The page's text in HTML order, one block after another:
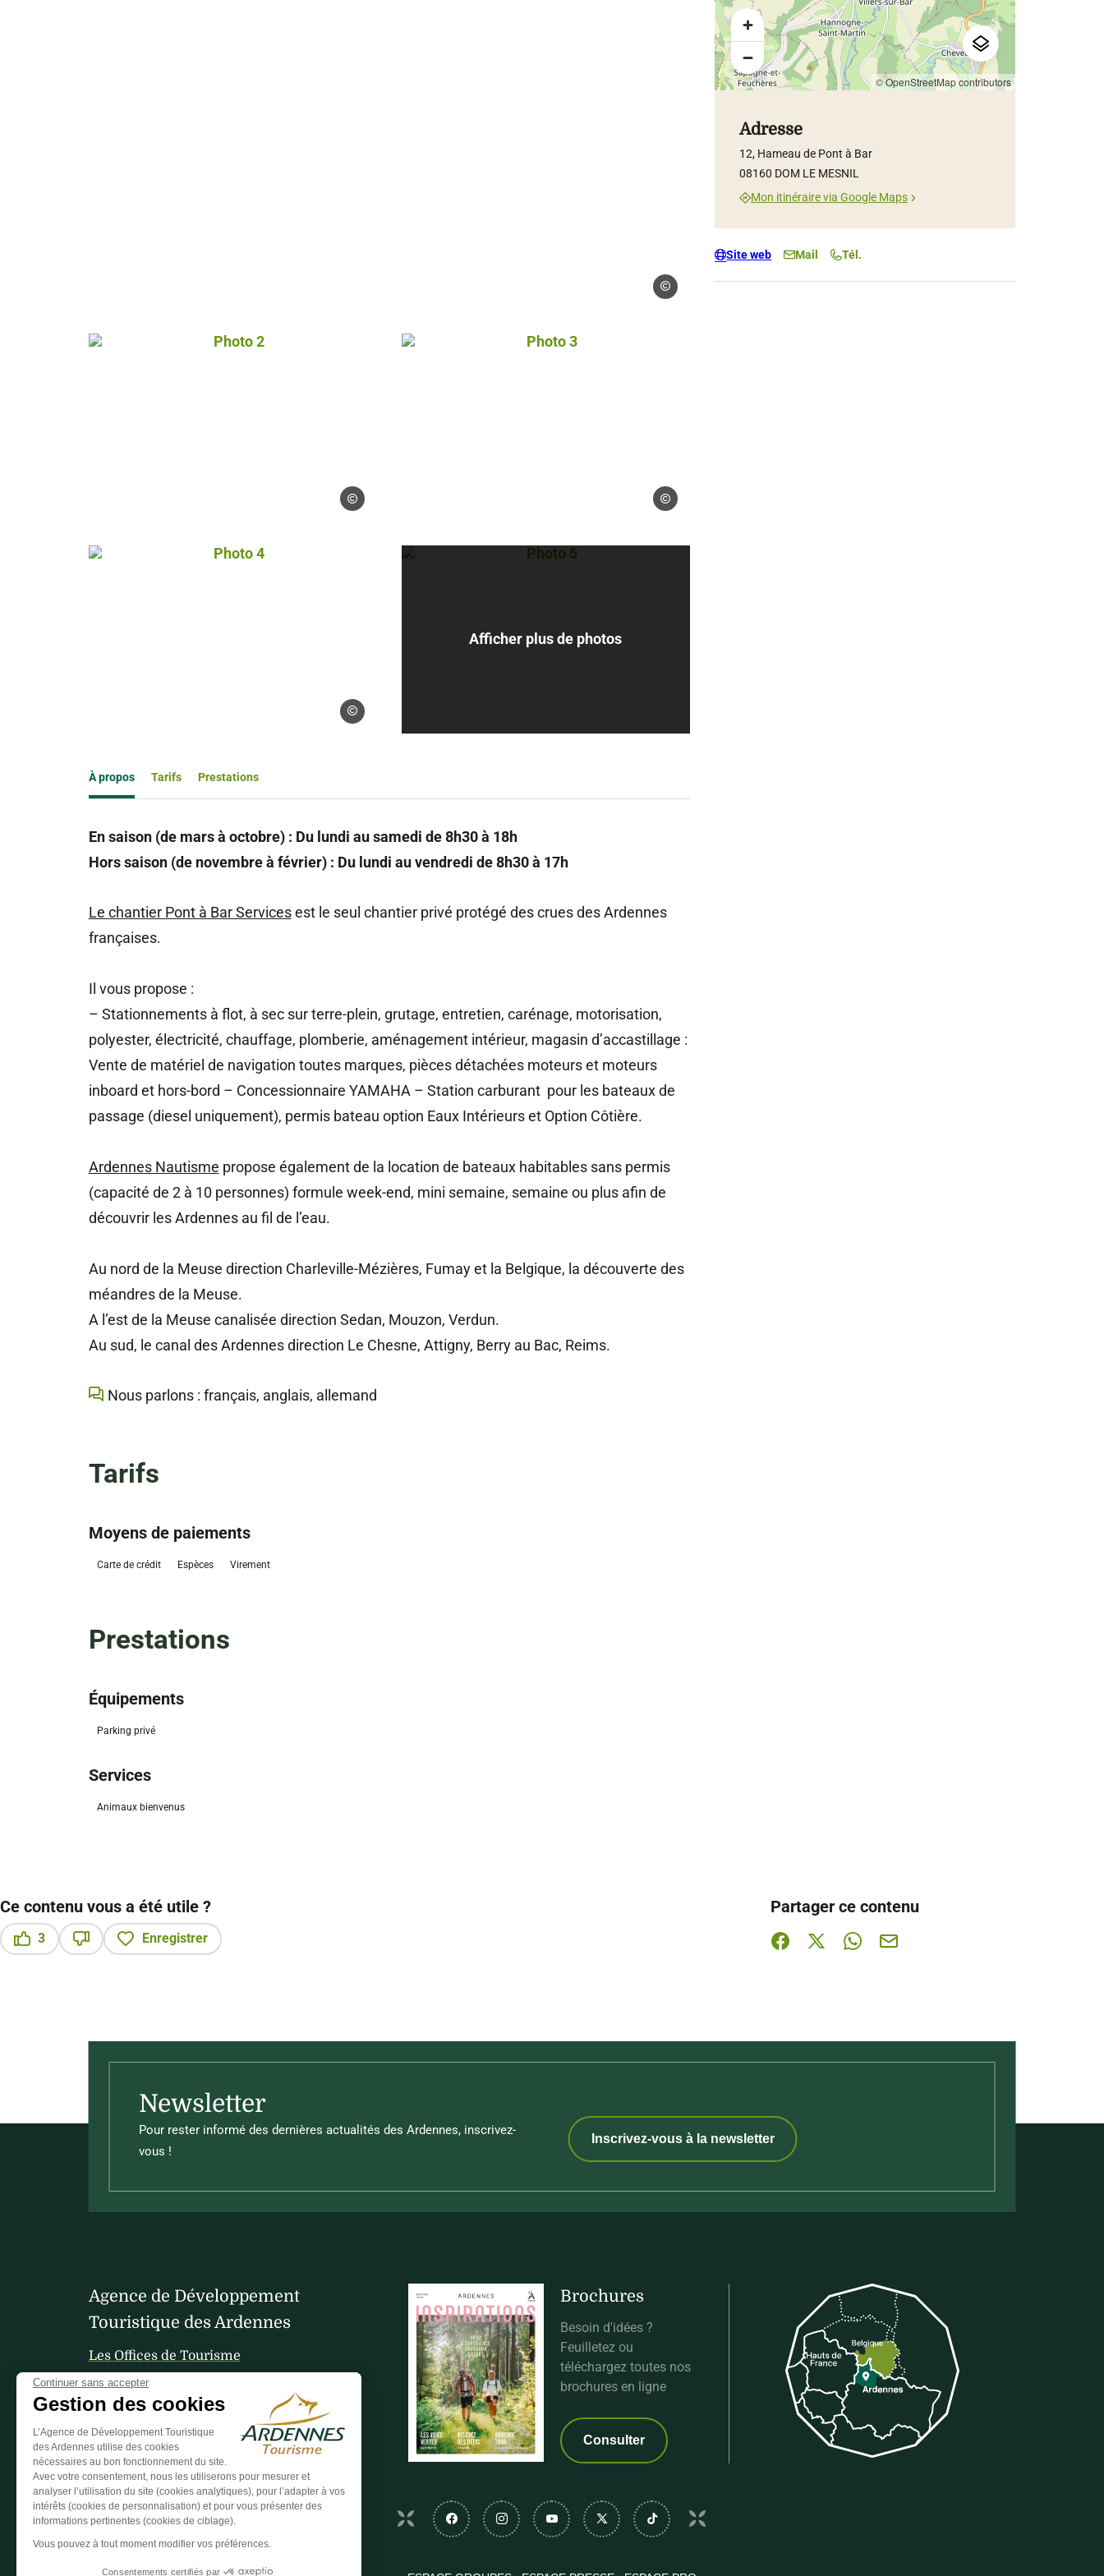
Droits gérés – www.pontabarnautisme.fr
Photo 2, © Droits gérés – www.pontabarnautisme.fr
Droits gérés – www.pontabarnautisme.fr
Photo 3, © Droits gérés – www.pontabarnautisme.fr
Droits gérés – www.pontabarnautisme.fr
Photo 4, © Droits gérés – www.pontabarnautisme.fr
Droits gérés – www.pontabarnautisme.fr
Afficher plus de photos
Photo 5, © Droits gérés – www.pontabarnautisme.fr
À propos Tarifs Prestations
En saison (de mars à octobre) : Du lundi au samedi de 8h30 à 18h
Hors saison (de novembre à février) : Du lundi au vendredi de 8h30 à 17h
Le chantier Pont à Bar Servicesest le seul chantier privé protégé des crues des Ardennes
françaises.
Il vous propose :
– Stationnements à flot, à sec sur terre-plein, grutage, entretien, carénage, motorisation,
polyester, électricité, chauffage, plomberie, aménagement intérieur, magasin d’accastillage :
Vente de matériel de navigation toutes marques, pièces détachées moteurs et moteurs
inboard et hors-bord – Concessionnaire YAMAHA – Station carburant pour les bateaux de
passage (diesel uniquement), permis bateau option Eaux Intérieurs et Option Côtière.
Ardennes Nautisme propose également de la location de bateaux habitables sans permis
(capacité de 2 à 10 personnes) formule week-end, mini semaine, semaine ou plus afin de
découvrir les Ardennes au fil de l’eau.
Au nord de la Meuse direction Charleville-Mézières, Fumay et la Belgique, la découverte des
méandres de la Meuse.
A l’est de la Meuse canalisée direction Sedan, Mouzon, Verdun.
Au sud, le canal des Ardennes direction Le Chesne, Attigny, Berry au Bac, Reims.
Nous parlons : français, anglais, allemand
Tarifs
Moyens de paiements
Carte de crédit Espèces Virement
Prestations
Équipements
Parking privé
Services
Animaux bienvenus
© OpenStreetMap contributors
Adresse
12, Hameau de Pont à Bar
08160 DOM LE MESNIL
Mon itinéraire via Google Maps
Site web Mail Tél.
Ce contenu vous a été utile ?
3 Enregistrer
Partager ce contenu
Partager sur Facebook (nouvelle fenêtre)
Partager sur X / Twitter (nouvelle fenêtre)
Partager sur WhatsApp
Partager par mail
Newsletter
Pour rester informé des dernières actualités des Ardennes, inscrivez-
vous !
Inscrivez-vous à la newsletter
Agence de Développement
Touristique des Ardennes
Les Offices de Tourisme
Votre avis nous interesse
Brochures
Besoin d'idées ?
Feuilletez ou
téléchargez toutes nos
brochures en ligne
Consulter
Suivez-nous sur Facebook
Suivez-nous sur Instagram
Suivez-nous sur Youtube
Suivez-nous sur Twitter
Suivez-nous sur Tiktok
Continuer sans accepter
Gestion des cookies
L’Agence de Développement Touristique
des Ardennes utilise des cookies
nécessaires au bon fonctionnement du site.
Avec votre consentement, nous les utiliserons pour mesurer et
analyser l’utilisation du site (cookies analytiques), pour l’adapter à vos
intérêts (cookies de personnalisation) et pour vous présenter des
informations pertinentes (cookies de ciblage).
Vous pouvez à tout moment modifier vos préférences.
Consentements certifiés par